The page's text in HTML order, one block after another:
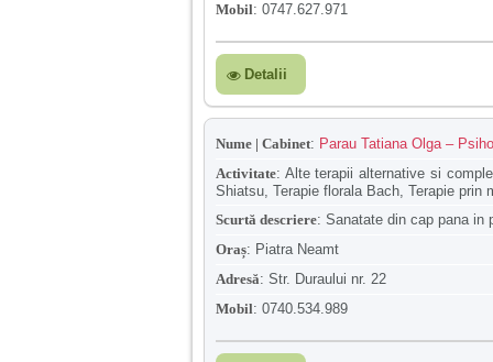
Mobil: 0747.627.971
Detalii
Nume | Cabinet: Parau Tatiana Olga –
Activitate: Alte terapii alternative si
Shiatsu, Terapie florala Bach, Terapie prin
Scurtă descriere: Sanatate din cap pana in
Oraș: Piatra Neamt
Adresă: Str. Duraului nr. 22
Mobil: 0740.534.989